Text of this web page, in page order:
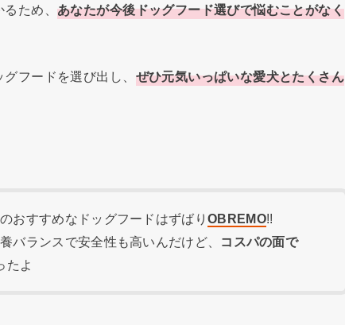
るため、あなたが今後ドッグフード選びで悩むことがなく
フードを選び出し、 ぜひ元気いっぱいな愛犬とたくさん
おすすめなドッグフードはずばり OBREMO!!
バランスで安全性も高いんだけど、
コスパの面で
たよ